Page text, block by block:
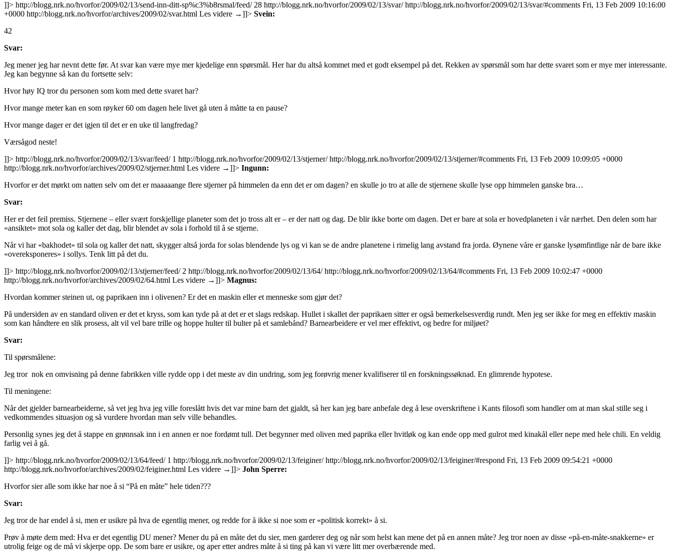
]]> http://blogg.nrk.no/hvorfor/2009/02/13/send-inn-ditt-sp%c3%b8rsmal/feed/ 28 http://blogg.nrk.no/hvorfor/2009/02/13/svar/http://blogg.nrk.no/hvorfor/2009/02/13/svar/#comments Fri, 13 Feb 2009 10:16:00
+0000 http://blogg.nrk.no/hvorfor/archives/2009/02/svar.html Les videre →]]> Svein:
42
Svar:
Jeg mener jeg har nevnt dette før. At svar kan være mye mer kjedelige enn spørsmål. Her har du altså kommet med et godt eksempel på det. Rekken av spørsmål som har dette svaret som er mye mer interessante.
Jeg kan begynne så kan du fortsette selv:
Hvor høy IQ tror du personen som kom med dette svaret har?
Hvor mange meter kan en som røyker 60 om dagen hele livet gå uten å måtte ta en pause?
Hvor mange dager er det igjen til det er en uke til langfredag?
Værsågod neste!
]]> http://blogg.nrk.no/hvorfor/2009/02/13/svar/feed/ 1 http://blogg.nrk.no/hvorfor/2009/02/13/stjerner/http://blogg.nrk.no/hvorfor/2009/02/13/stjerner/#comments Fri, 13 Feb 2009 10:09:05 +0000
http://blogg.nrk.no/hvorfor/archives/2009/02/stjerner.html Les videre →]]> Ingunn:
Hvorfor er det mørkt om natten selv om det er maaaaange flere stjerner på himmelen da enn det er om dagen? en skulle jo tro at alle de stjernene skulle lyse opp himmelen ganske bra…
Svar:
Her er det feil premiss. Stjernene – eller svært forskjellige planeter som det jo tross alt er – er der natt og dag. De blir ikke borte om dagen. Det er bare at sola er hovedplaneten i vår nærhet. Den delen som har
«ansiktet» mot sola og kaller det dag, blir blendet av sola i forhold til å se stjerne.
Når vi har «bakhodet» til sola og kaller det natt, skygger altså jorda for solas blendende lys og vi kan se de andre planetene i rimelig lang avstand fra jorda. Øynene våre er ganske lysømfintlige når de bare ikke
«overeksponeres» i sollys. Tenk litt på det du.
]]> http://blogg.nrk.no/hvorfor/2009/02/13/stjerner/feed/ 2 http://blogg.nrk.no/hvorfor/2009/02/13/64/http://blogg.nrk.no/hvorfor/2009/02/13/64/#comments Fri, 13 Feb 2009 10:02:47 +0000
http://blogg.nrk.no/hvorfor/archives/2009/02/64.html Les videre →]]> Magnus:
Hvordan kommer steinen ut, og paprikaen inn i olivenen? Er det en maskin eller et menneske som gjør det?
På undersiden av en standard oliven er det et kryss, som kan tyde på at det er et slags redskap. Hullet i skallet der paprikaen sitter er også bemerkelsesverdig rundt. Men jeg ser ikke for meg en effektiv maskin
som kan håndtere en slik prosess, alt vil vel bare trille og hoppe hulter til bulter på et samlebånd? Barnearbeidere er vel mer effektivt, og bedre for miljøet?
Svar:
Til spørsmålene:
Jeg tror nok en omvisning på denne fabrikken ville rydde opp i det meste av din undring, som jeg forøvrig mener kvalifiserer til en forskningssøknad. En glimrende hypotese.
Til meningene:
Når det gjelder barnearbeiderne, så vet jeg hva jeg ville foreslått hvis det var mine barn det gjaldt, så her kan jeg bare anbefale deg å lese overskriftene i Kants filosofi som handler om at man skal stille seg i
vedkommendes situasjon og så vurdere hvordan man selv ville behandles.
Personlig synes jeg det å stappe en grønnsak inn i en annen er noe fordømt tull. Det begynner med oliven med paprika eller hvitløk og kan ende opp med gulrot med kinakål eller nepe med hele chili. En veldig
farlig vei å gå.
]]> http://blogg.nrk.no/hvorfor/2009/02/13/64/feed/ 1 http://blogg.nrk.no/hvorfor/2009/02/13/feiginer/http://blogg.nrk.no/hvorfor/2009/02/13/feiginer/#respond Fri, 13 Feb 2009 09:54:21 +0000
http://blogg.nrk.no/hvorfor/archives/2009/02/feiginer.html Les videre →]]> John Sperre:
Hvorfor sier alle som ikke har noe å si “På en måte” hele tiden???
Svar:
Jeg tror de har endel å si, men er usikre på hva de egentlig mener, og redde for å ikke si noe som er «politisk korrekt» å si.
Prøv å møte dem med: Hva er det egentlig DU mener? Mener du på en måte det du sier, men garderer deg og når som helst kan mene det på en annen måte? Jeg tror noen av disse «på-en-måte-snakkerne» er
utrolig feige og de må vi skjerpe opp. De som bare er usikre, og aper etter andres måte å si ting på kan vi være litt mer overbærende med.